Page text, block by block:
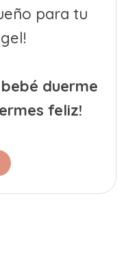
para tu
duerme
feliz!